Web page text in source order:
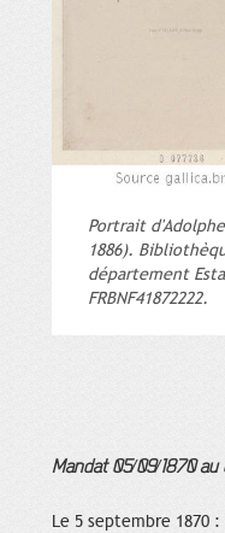
Portrait
1886).
département
FRBNF41872222.
Mandat 05/09/1870 au
Le 5 septembre 1870 :